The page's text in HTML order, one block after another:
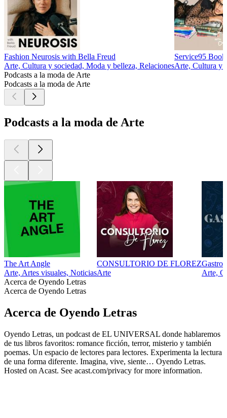
Fashion Neurosis with Bella Freud
Arte, Cultura y sociedad, Moda y belleza, Relaciones
Service95
Arte, Cultura y
Podcasts a la moda de Arte
Podcasts a la moda de Arte
Podcasts a la moda de Arte
The Art Angle
Arte, Artes visuales, Noticias
CONSULTORIO DE FLOREZ
Arte
Arte,
Acerca de Oyendo Letras
Acerca de Oyendo Letras
Acerca de Oyendo Letras
Oyendo Letras, un podcast de EL UNIVERSAL donde hablaremos
de tus libros favoritos: romance ficción, terror, misterio y también
poemas. Un espacio de lectores para lectores. Experimenta la lectura
de una forma diferente. Imagina, vive, siente… Oyendo Letras.
Hosted on Acast. See acast.com/privacy for more information.